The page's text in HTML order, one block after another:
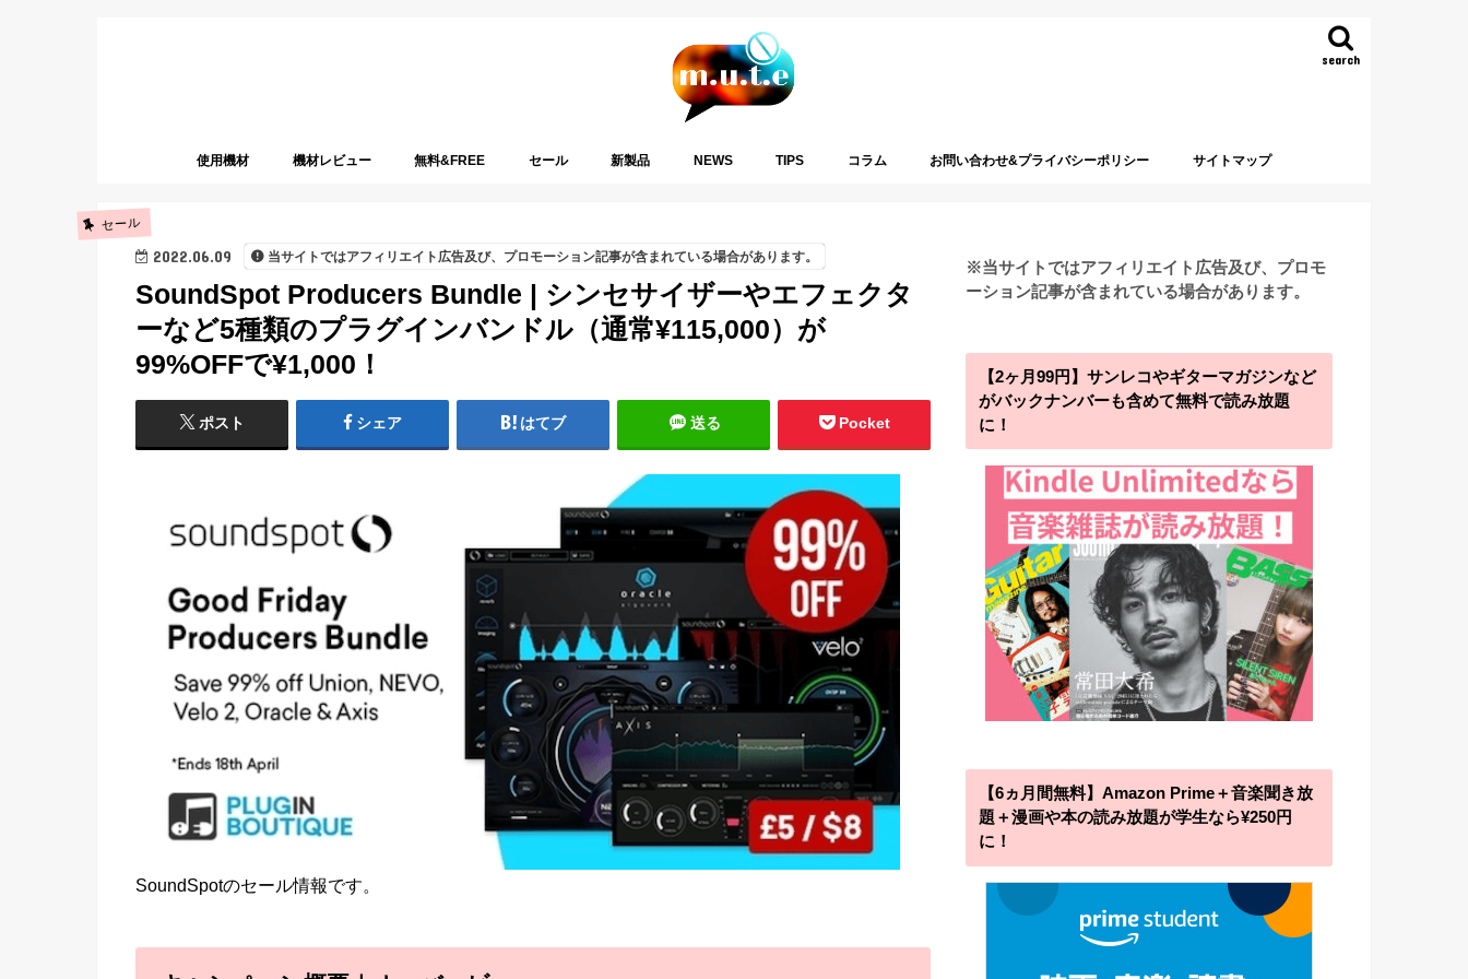
search
使用機材 機材レビュー 無料&FREE セール 新製品 NEWS TIPS コラム お問い合わせ&プライバシーポリシー サイトマップ
セール
2022.06.09 当サイトではアフィリエイト広告及び、プロモーション記事が含まれている場合があります。
SoundSpot Producers Bundle | シンセサイザーやエフェクタ
ーなど5種類のプラグインバンドル（通常¥115,000）が
99%OFFで¥1,000！
ポスト シェア はてブ 送る Pocket
SoundSpotのセール情報です。
※当サイトではアフィリエイト広告及び、プロモ
ーション記事が含まれている場合があります。
【2ヶ月99円】サンレコやギターマガジンなど
がバックナンバーも含めて無料で読み放題
に！
【6ヵ月間無料】Amazon Prime＋音楽聞き放
題＋漫画や本の読み放題が学生なら¥250円
に！